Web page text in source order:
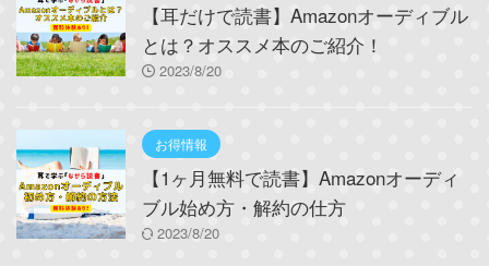
【耳だけで読書】Amazonオーディブル
とは？オススメ本のご紹介！
2023/8/20
お得情報
【1ヶ月無料で読書】Amazonオーディ
ブル始め方・解約の仕方
2023/8/20